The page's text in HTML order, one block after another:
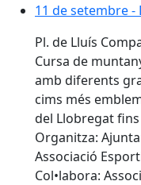
11 de setembre -
11 de setembre -
Pl. de Lluís
Cursa de
amb diferents
cims més
del Llobregat
Organitza:
Associació
Col•labora: